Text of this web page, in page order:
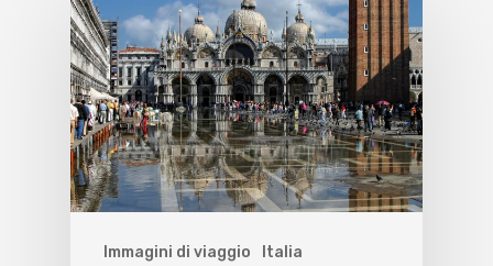
Immagini di viaggio Italia